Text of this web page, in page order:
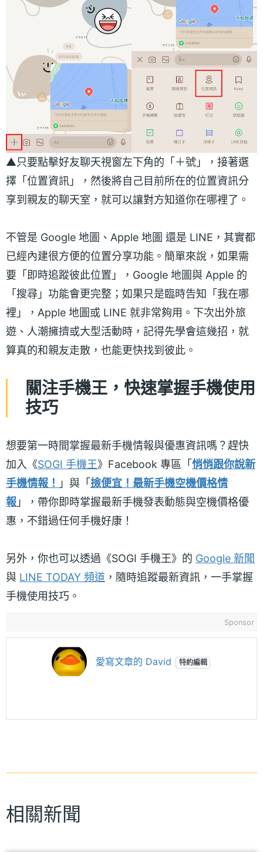
▲只要點擊好友聊天視窗左下角的「＋號」，接著選
擇「位置資訊」，然後將自己目前所在的位置資訊分
享到親友的聊天室，就可以讓對方知道你在哪裡了。
不管是 Google 地圖、Apple 地圖 還是 LINE，其實都
已經內建很方便的位置分享功能。簡單來說，如果需
要「即時追蹤彼此位置」，Google 地圖與 Apple 的
「搜尋」功能會更完整；如果只是臨時告知「我在哪
裡」，Apple 地圖或 LINE 就非常夠用。下次出外旅
遊、人潮擁擠或大型活動時，記得先學會這幾招，就
算真的和親友走散，也能更快找到彼此。
關注手機王，快速掌握手機使用
技巧
想要第一時間掌握最新手機情報與優惠資訊嗎？趕快
加入《SOGI 手機王》Facebook 專區「 悄悄跟你說新
手機情報！ 」與「 撿便宜！最新手機空機價格情
報 」，帶你即時掌握最新手機發表動態與空機價格優
惠，不錯過任何手機好康！
另外，你也可以透過《SOGI 手機王》的 Google 新聞
與 LINE TODAY 頻道 ，隨時追蹤最新資訊，一手掌握
手機使用技巧。
Sponsor
愛寫文章的 David 特約編輯
相關新聞